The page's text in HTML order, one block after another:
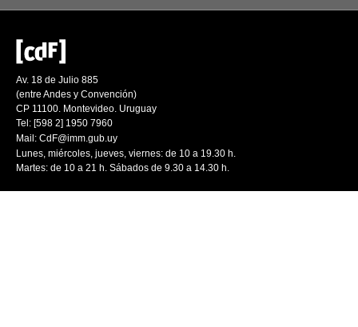
Av. 18 de Julio 885
(entre Andes y Convención)
CP 11100. Montevideo. Uruguay
Tel: [598 2] 1950 7960
Mail: CdF@imm.gub.uy
Lunes, miércoles, jueves, viernes: de 10 a 19.30 h.
Martes: de 10 a 21 h. Sábados de 9.30 a 14.30 h.